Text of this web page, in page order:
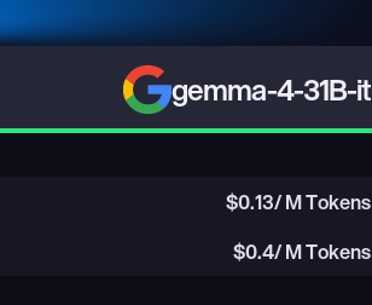
gemma-4-31B-it
$0.13/ M Tokens
$0.4/ M Tokens